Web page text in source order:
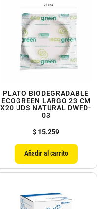
PLATO BIODEGRADABLE
ECOGREEN LARGO 23 CM
X20 UDS NATURAL DWFD-
03
$ 15.259
Añadir al carrito